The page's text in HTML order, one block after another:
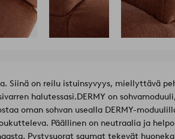
Siinä on reilu istuinsyvyys, miellyttävä
halutessasi.DERMY on
oman sohvan usealla DERMY-
Päällinen on neutraalia ja
Pystysuorat saumat tekevät